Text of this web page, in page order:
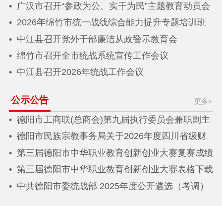
广汉市召开“参政为公、实干为民”主题教育动员会
暨党外干部廉洁从政警示教育会
2026年绵竹市统一战线综合能力提升专题培训班
圆满举办
中江县召开党外干部廉洁从政警示教育会
绵竹市召开全市统战系统宣传工作会议
中江县召开2026年统战工作会议
公示公告 更多>
德阳市工商联(总商会)第九届执行委员会兼职副主
席（副会长）提名人选公示
德阳市民族宗教事务局关于2026年度四川省级财
政常态化帮扶资金（少数民族发展任务）分配结果
公告
第三届德阳市中华职业教育创新创业大赛复赛成绩
公示第三届德阳市中华职业教育创新创业大赛表格下载
中共德阳市委统战部 2025年度公开遴选（考调）